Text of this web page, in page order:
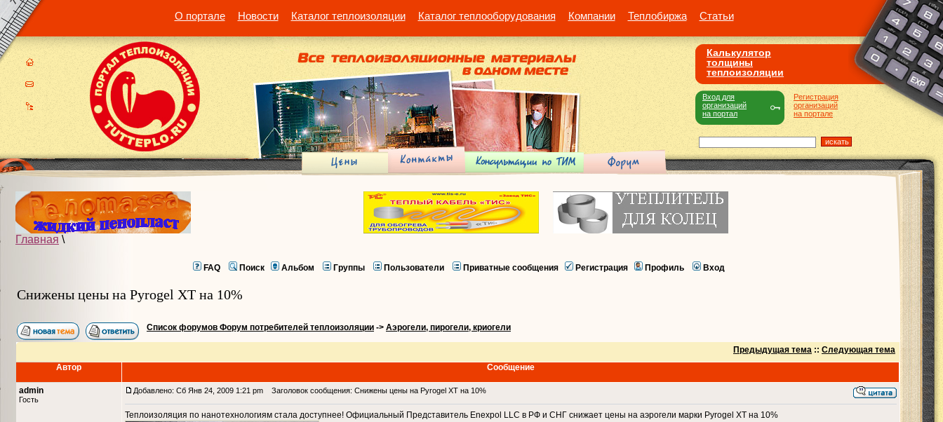
О портале Новости Каталог теплоизоляции Каталог теплооборудования Компании Теплобиржа Статьи
Калькулятор
толщины
теплоизоляции
Регистрация
организаций
на портале
Вход для
организаций
на портал
Главная \
FAQ Поиск Альбом Группы Пользователи Приватные сообщения Регистрация Профиль Вход
Снижены цены на Pyrogel XT на 10%
Список форумов Форум потребителей теплоизоляции -> Аэрогели, пирогели, криогели
Предыдущая тема :: Следующая тема
Автор
Сообщение
admin
Гость
Добавлено: Сб Янв 24, 2009 1:21 pm Заголовок сообщения: Снижены цены на Pyrogel XT на 10%
Теплоизоляция по нанотехнологиям стала доступнее! Официальный Представитель Enexpol LLC в РФ и СНГ снижает цены на аэрогели марки Pyrogel XT на 10%